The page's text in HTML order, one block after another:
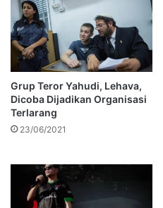
Grup Teror Yahudi, Lehava,
Dicoba Dijadikan Organisasi
Terlarang
23/06/2021